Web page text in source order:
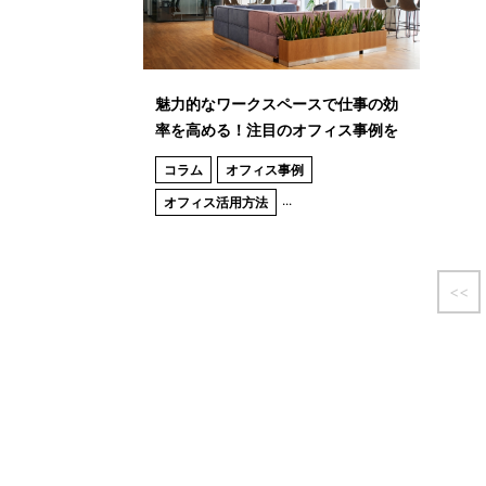
魅力的なワークスペースで仕事の効
率を高める！注目のオフィス事例を
紹介
コラム
オフィス事例
オフィス活用方法
...
<<